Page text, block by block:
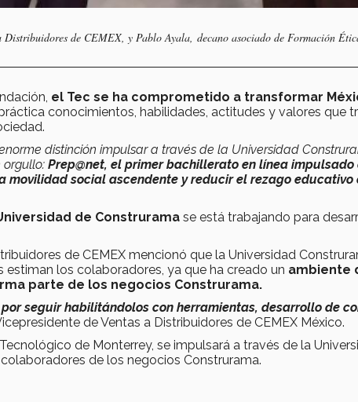
Distribuidores de CEMEX, y Pablo Ayala, decano asociado de Formación
el Tec se ha comprometido a transformar
conocimientos, habilidades, actitudes y valores que
distinción impulsar a través de la Universidad
orgullo: Prep@net, el primer bachillerato en línea impulsado
social ascendente y reducir el rezago educativo
de Construrama se está trabajando para
de CEMEX mencionó que la Universidad
estiman los colaboradores, ya que ha creado un ambiente
parte de los negocios Construrama.
por seguir habilitándolos con herramientas, desarrollo de
de Ventas a Distribuidores de CEMEX México.
de Monterrey, se impulsará a través de la
de los negocios Construrama.